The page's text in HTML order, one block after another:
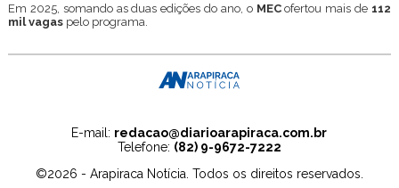
Em 2025, somando as duas edições do ano, o MECofertou mais de 112
mil vagaspelo programa.
E-mail: redacao@diarioarapiraca.com.br
Telefone: (82) 9-9672-7222
©2026 - Arapiraca Notícia. Todos os direitos reservados.